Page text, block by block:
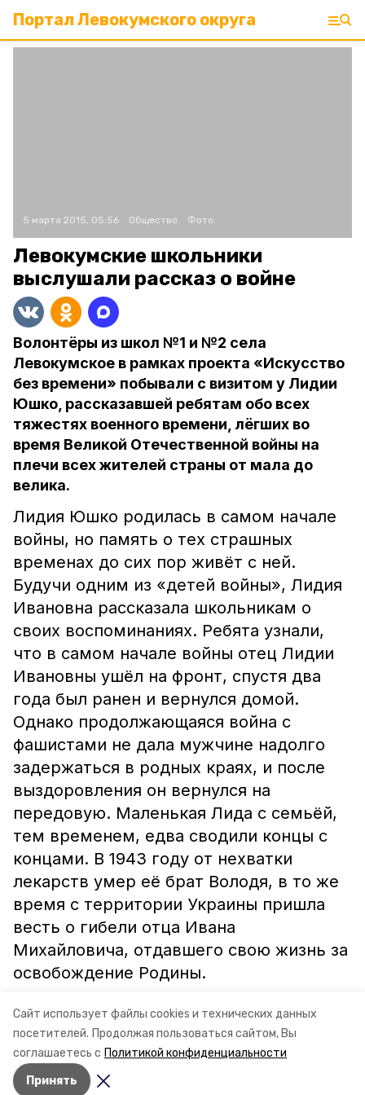
Сайт использует файлы cookies и технических данных
посетителей. Продолжая пользоваться сайтом, Вы
соглашаетесь с Политикой конфиденциальности
Принять
Портал Левокумского округа
5 марта 2015, 05:56 Общество Фото:
Левокумские школьники
выслушали рассказ о войне
Волонтёры из школ №1 и №2 села
Левокумское в рамках проекта «Искусство
без времени» побывали с визитом у Лидии
Юшко, рассказавшей ребятам обо всех
тяжестях военного времени, лёгших во
время Великой Отечественной войны на
плечи всех жителей страны от мала до
велика.
Лидия Юшко родилась в самом начале
войны, но память о тех страшных
временах до сих пор живёт с ней.
Будучи одним из «детей войны», Лидия
Ивановна рассказала школьникам о
своих воспоминаниях. Ребята узнали,
что в самом начале войны отец Лидии
Ивановны ушёл на фронт, спустя два
года был ранен и вернулся домой.
Однако продолжающаяся война с
фашистами не дала мужчине надолго
задержаться в родных краях, и после
выздоровления он вернулся на
передовую. Маленькая Лида с семьёй,
тем временем, едва сводили концы с
концами. В 1943 году от нехватки
лекарств умер её брат Володя, в то же
время с территории Украины пришла
весть о гибели отца Ивана
Михайловича, отдавшего свою жизнь за
освобождение Родины.
Школьники внимательно выслушали
Лидию Ивановну и поблагодарили её за
рассказ.